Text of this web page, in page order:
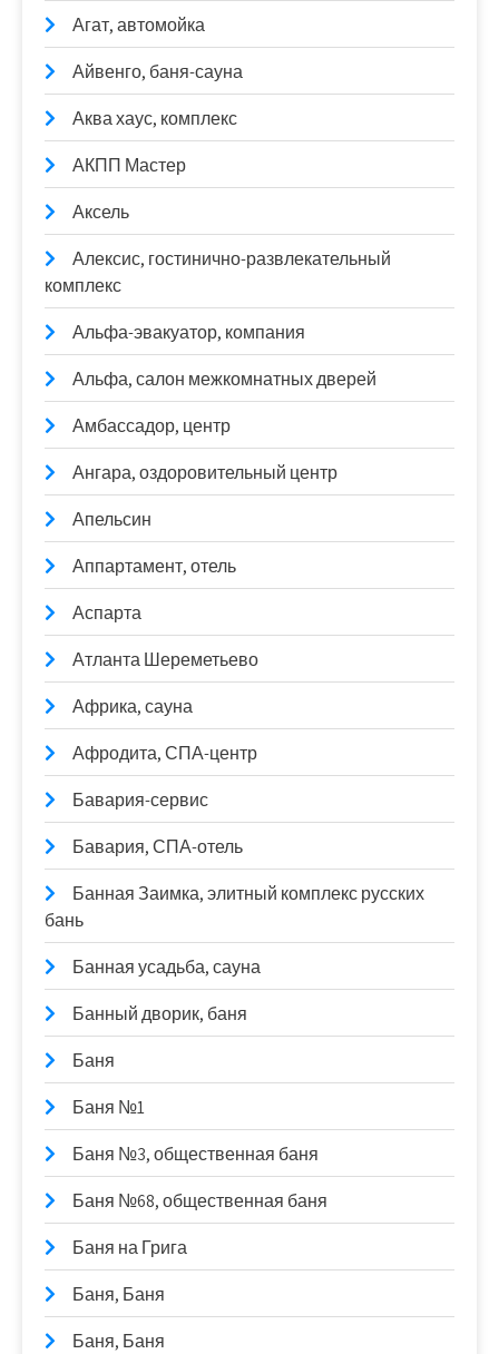
Агат, автомойка
Айвенго, баня-сауна
Аква хаус, комплекс
АКПП Мастер
Аксель
Алексис, гостинично-развлекательный
комплекс
Альфа-эвакуатор, компания
Альфа, салон межкомнатных дверей
Амбассадор, центр
Ангара, оздоровительный центр
Апельсин
Аппартамент, отель
Аспарта
Атланта Шереметьево
Африка, сауна
Афродита, СПА-центр
Бавария-сервис
Бавария, СПА-отель
Банная Заимка, элитный комплекс русских
бань
Банная усадьба, сауна
Банный дворик, баня
Баня
Баня №1
Баня №3, общественная баня
Баня №68, общественная баня
Баня на Грига
Баня, Баня
Баня, Баня